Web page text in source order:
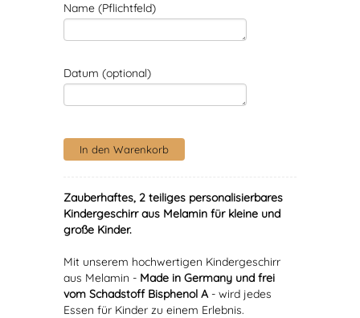
Name (Pflichtfeld)
Datum (optional)
Zauberhaftes, 2 teiliges personalisierbares
Kindergeschirr aus Melamin für kleine und
große Kinder.
Mit unserem hochwertigen Kindergeschirr
aus Melamin - Made in Germany und frei
vom Schadstoff Bisphenol A- wird jedes
Essen für Kinder zu einem Erlebnis.